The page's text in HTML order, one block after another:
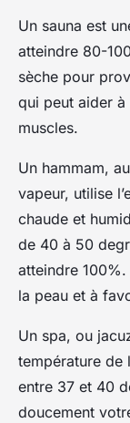
Un sauna est
atteindre 80-
sèche pour
qui peut aider
muscles.
Un hammam,
vapeur, utilise
chaude et
de 40 à 50
atteindre
la peau et à
Un spa, ou
température de
entre 37 et 40
doucement